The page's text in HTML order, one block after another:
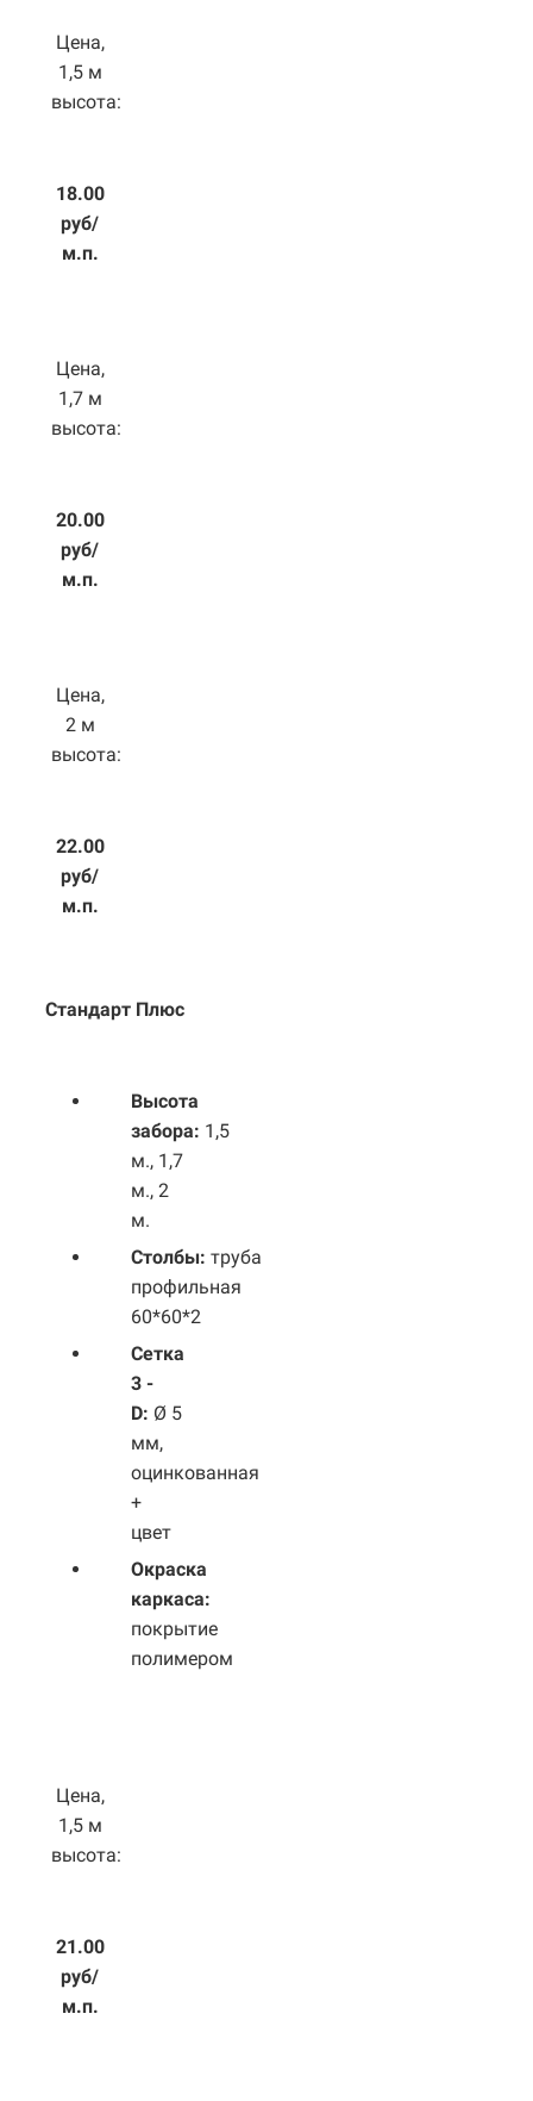
Цена,
1,5 м
высота:
18.00
руб/
м.п.
Цена,
1,7 м
высота:
20.00
руб/
м.п.
Цена,
2 м
высота:
22.00
руб/
м.п.
Стандарт Плюс
Высота
забора: 1,5
м., 1,7
м., 2
м.
Столбы: труба
профильная
60*60*2
Сетка
3 -
D: Ø 5
мм,
оцинкованная
+
цвет
Окраска
каркаса:
покрытие
полимером
Цена,
1,5 м
высота:
21.00
руб/
м.п.